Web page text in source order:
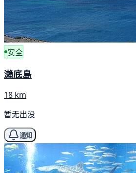
安全
瀨底島
18 km
暂无出没
通知